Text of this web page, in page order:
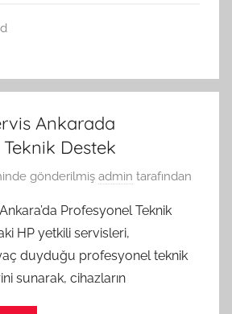
Ankarada
Destek
gönderilmiş admin tarafından
Profesyonel Teknik
HP yetkili servisleri,
duyduğu profesyonel teknik
sunarak, cihazların